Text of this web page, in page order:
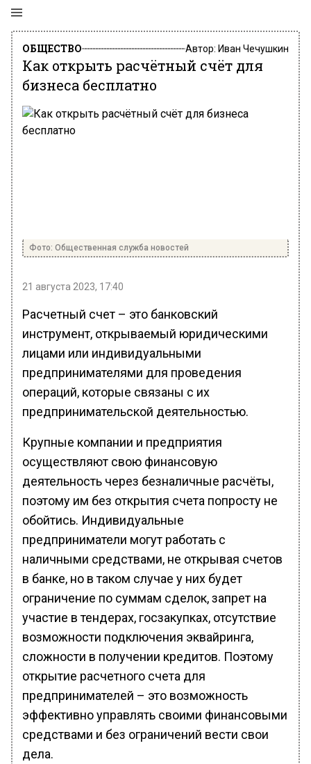
ОБЩЕСТВО Автор: Иван Чечушкин
Как открыть расчётный счёт для
бизнеса бесплатно
Фото: Общественная служба новостей
21 августа 2023, 17:40
Расчетный счет – это банковский
инструмент, открываемый юридическими
лицами или индивидуальными
предпринимателями для проведения
операций, которые связаны с их
предпринимательской деятельностью.
Крупные компании и предприятия
осуществляют свою финансовую
деятельность через безналичные расчёты,
поэтому им без открытия счета попросту не
обойтись. Индивидуальные
предприниматели могут работать с
наличными средствами, не открывая счетов
в банке, но в таком случае у них будет
ограничение по суммам сделок, запрет на
участие в тендерах, госзакупках, отсутствие
возможности подключения эквайринга,
сложности в получении кредитов. Поэтому
открытие расчетного счета для
предпринимателей – это возможность
эффективно управлять своими финансовыми
средствами и без ограничений вести свои
дела.